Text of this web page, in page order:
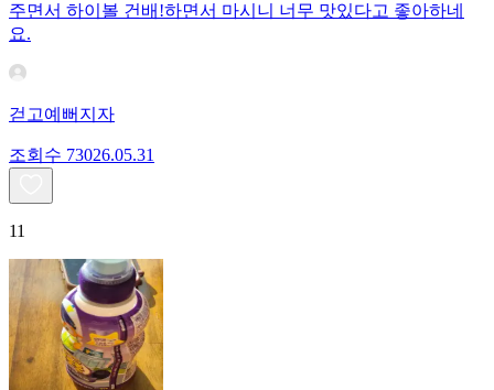
주면서 하이볼 건배!하면서 마시니 너무 맛있다고 좋아하네
요.
걷고예뻐지자
조회수 73026.05.31
11